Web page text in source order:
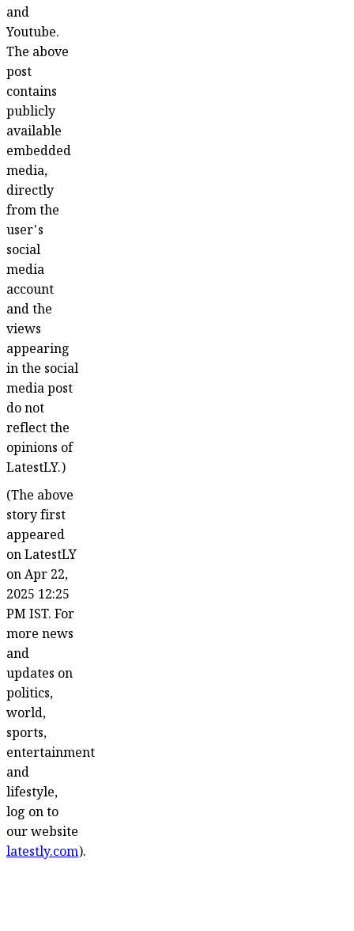
and
Youtube.
The above
post
contains
publicly
available
embedded
media,
directly
from the
user's
social
media
account
and the
views
appearing
in the social
media post
do not
reflect the
opinions of
LatestLY.)
(The above
story first
appeared
on LatestLY
on Apr 22,
2025 12:25
PM IST. For
more news
and
updates on
politics,
world,
sports,
entertainment
and
lifestyle,
log on to
our website
latestly.com).